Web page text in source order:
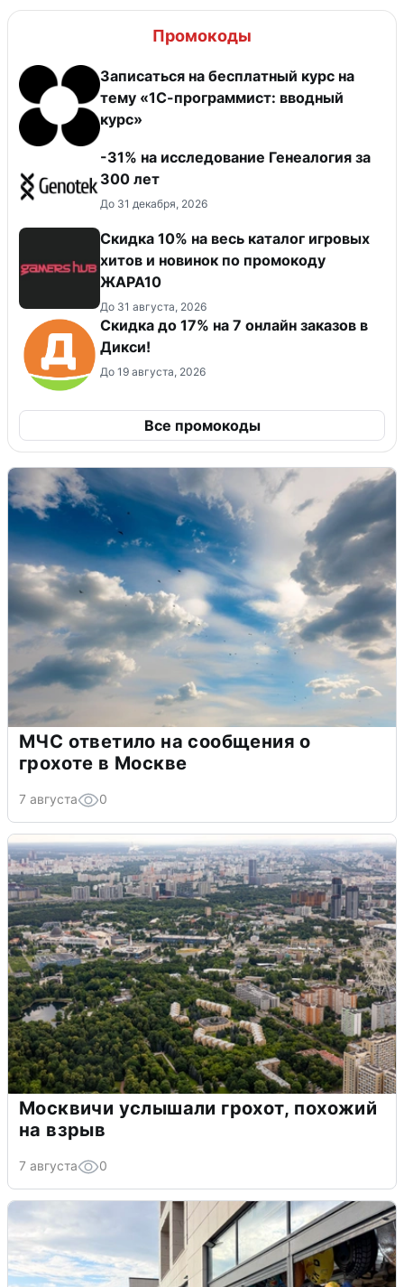
Промокоды
Записаться на бесплатный курс на
тему «1С-программист: вводный
курс»
-31% на исследование Генеалогия за
300 лет
До 31 декабря, 2026
Скидка 10% на весь каталог игровых
хитов и новинок по промокоду
ЖАРА10
До 31 августа, 2026
Скидка до 17% на 7 онлайн заказов в
Дикси!
До 19 августа, 2026
Все промокоды
МЧС ответило на сообщения о
грохоте в Москве
7 августа 0
Москвичи услышали грохот, похожий
на взрыв
7 августа 0